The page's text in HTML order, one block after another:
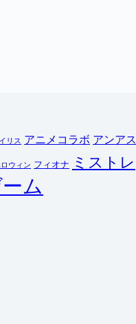
リス アニメコラボ アンアス
ウィン フィオナ ミストレ
ム